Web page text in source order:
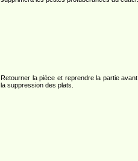
Retourner la pièce et reprendre la partie
la suppression des plats.